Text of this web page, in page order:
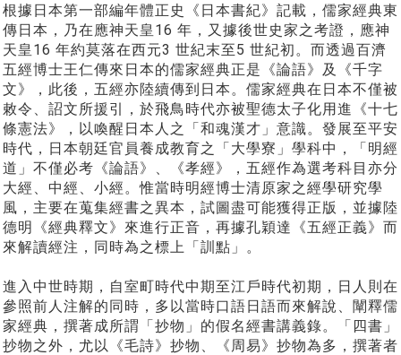
根據日本第一部編年體正史《日本書紀》記載，儒家經典東
傳日本，乃在應神天皇16 年，又據後世史家之考證，應神
天皇16 年約莫落在西元3 世紀末至5 世紀初。而透過百濟
五經博士王仁傳來日本的儒家經典正是《論語》及《千字
文》，此後，五經亦陸續傳到日本。儒家經典在日本不僅被
敕令、詔文所援引，於飛鳥時代亦被聖德太子化用進《十七
條憲法》，以喚醒日本人之「和魂漢才」意識。發展至平安
時代，日本朝廷官員養成教育之「大學寮」學科中，「明經
道」不僅必考《論語》、《孝經》，五經作為選考科目亦分
大經、中經、小經。惟當時明經博士清原家之經學研究學
風，主要在蒐集經書之異本，試圖盡可能獲得正版，並據陸
德明《經典釋文》來進行正音，再據孔穎達《五經正義》而
來解讀經注，同時為之標上「訓點」。
進入中世時期，自室町時代中期至江戶時代初期，日人則在
參照前人注解的同時，多以當時口語日語而來解說、闡釋儒
家經典，撰著成所謂「抄物」的假名經書講義錄。「四書」
抄物之外，尤以《毛詩》抄物、《周易》抄物為多，撰著者